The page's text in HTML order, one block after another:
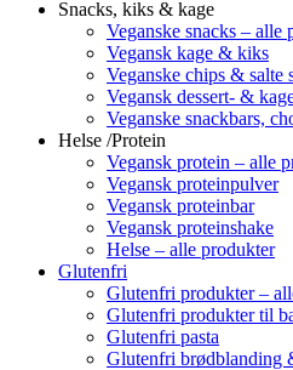
Snacks, kiks & kage
Veganske snacks – alle
Vegansk kage & kiks
Veganske chips & salte
Vegansk dessert- &
Veganske snackbars,
Helse /Protein
Vegansk protein – alle
Vegansk proteinpulver
Vegansk proteinbar
Vegansk proteinshake
Helse – alle produkter
Glutenfri
Glutenfri produkter –
Glutenfri produkter til
Glutenfri pasta
Glutenfri brødblanding